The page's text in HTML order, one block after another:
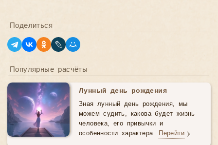
Поделиться
Популярные расчёты
Лунный день рождения
Зная лунный день рождения, мы
можем судить, какова будет жизнь
человека, его привычки и
особенности характера.
Перейти